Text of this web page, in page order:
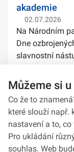
akademie
02.07.2026
Na Národním
Dne
slavnostní
stuh na bojové
Můžeme si
Co že to
které slouží např.
nastavení a to,
Pro ukládání
souhlas. Web